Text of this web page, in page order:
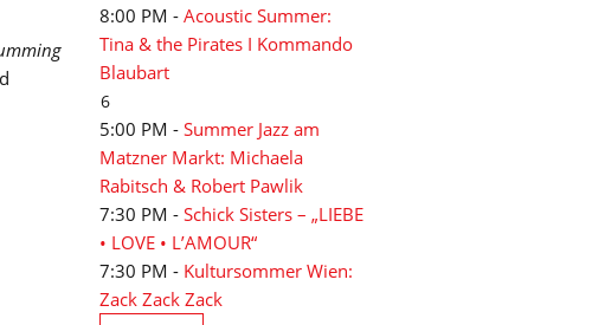
8:00 PM - Acoustic Summer:
Tina & the Pirates I Kommando
Blaubart
6
5:00 PM - Summer Jazz am
Matzner Markt: Michaela
Rabitsch & Robert Pawlik
7:30 PM - Schick Sisters – „LIEBE
• LOVE • L’AMOUR“
7:30 PM - Kultursommer Wien:
Zack Zack Zack